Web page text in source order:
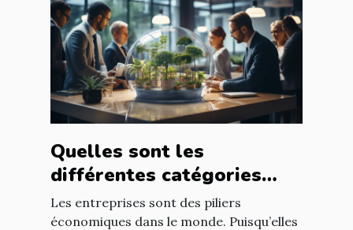
Quelles sont les
différentes catégories
d’entreprise ?
Les entreprises sont des piliers
économiques dans le monde. Puisqu’elles